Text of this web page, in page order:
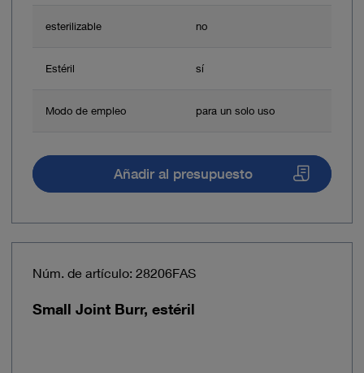
esterilizable no
Estéril sí
Modo de empleo para un solo uso
Añadir al presupuesto
Núm. de artículo: 28206FAS
Small Joint Burr, estéril